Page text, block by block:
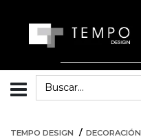
TEMPO DESIGN DECORACIÓN